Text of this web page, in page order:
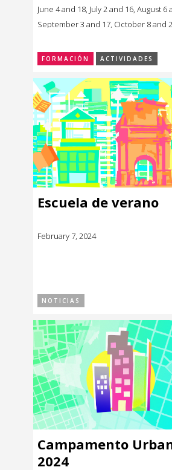
Ludoteca
CCE en el interior/libros
Espacio itinerante de lectura
Cine
Exposiciones Exposiciones
Formación
Formación
Género y Diversidad Género y
Infantil y JuvenilInfantil y
Letras Letras
Medio AmbienteMedio
Sin categoría Sin categoría
June 4 and 18, July 2 and 16, August 6
September 3 and 17, October 8 and
FORMACIÓN ACTIVIDADES
Escuela de verano
February 7, 2024
NOTICIAS
Campamento
2024